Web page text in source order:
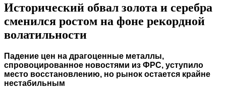
Исторический обвал золота и серебра
сменился ростом на фоне рекордной
волатильности
Падение цен на драгоценные металлы,
спровоцированное новостями из ФРС, уступило
место восстановлению, но рынок остается крайне
нестабильным